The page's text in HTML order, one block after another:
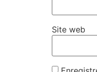
Site web